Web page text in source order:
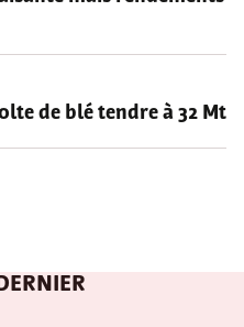
de blé tendre à 32 Mt